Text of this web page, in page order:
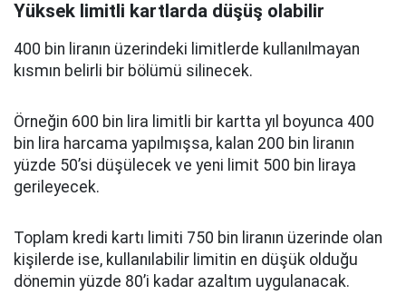
Yüksek limitli kartlarda düşüş olabilir
400 bin liranın üzerindeki limitlerde kullanılmayan
kısmın belirli bir bölümü silinecek.
Örneğin 600 bin lira limitli bir kartta yıl boyunca 400
bin lira harcama yapılmışsa, kalan 200 bin liranın
yüzde 50’si düşülecek ve yeni limit 500 bin liraya
gerileyecek.
Toplam kredi kartı limiti 750 bin liranın üzerinde olan
kişilerde ise, kullanılabilir limitin en düşük olduğu
dönemin yüzde 80’i kadar azaltım uygulanacak.